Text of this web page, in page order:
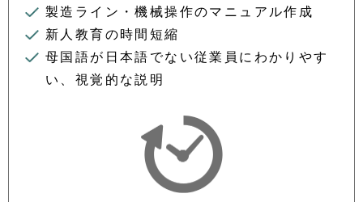
製造ライン・機械操作のマニュアル作成
新人教育の時間短縮
母国語が日本語でない従業員にわかりやす
い、視覚的な説明